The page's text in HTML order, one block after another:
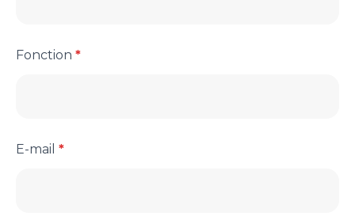
Fonction *
E-mail *